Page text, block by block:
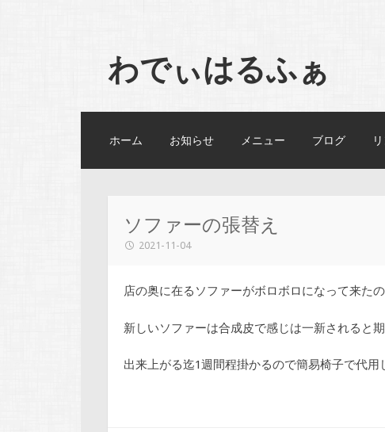
わでぃはるふぁ
ホーム お知らせ メニュー ブログ
ソファーの張替え
2021-11-04
店の奥に在るソファーがボロボロになって来た
新しいソファーは合成皮で感じは一新されると期
出来上がる迄1週間程掛かるので簡易椅子で代用